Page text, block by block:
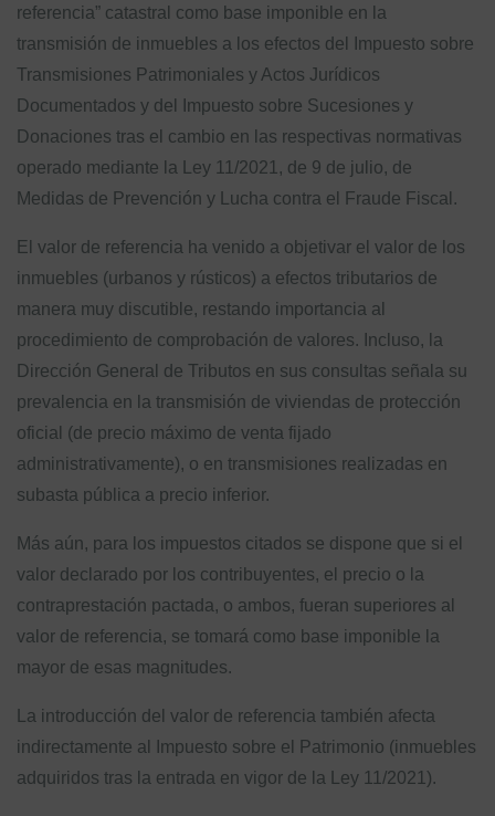
referencia” catastral como base imponible en la
transmisión de inmuebles a los efectos del Impuesto sobre
Transmisiones Patrimoniales y Actos Jurídicos
Documentados y del Impuesto sobre Sucesiones y
Donaciones tras el cambio en las respectivas normativas
operado mediante la Ley 11/2021, de 9 de julio, de
Medidas de Prevención y Lucha contra el Fraude Fiscal.
El valor de referencia ha venido a objetivar el valor de los
inmuebles (urbanos y rústicos) a efectos tributarios de
manera muy discutible, restando importancia al
procedimiento de comprobación de valores. Incluso, la
Dirección General de Tributos en sus consultas señala su
prevalencia en la transmisión de viviendas de protección
oficial (de precio máximo de venta fijado
administrativamente), o en transmisiones realizadas en
subasta pública a precio inferior.
Más aún, para los impuestos citados se dispone que si el
valor declarado por los contribuyentes, el precio o la
contraprestación pactada, o ambos, fueran superiores al
valor de referencia, se tomará como base imponible la
mayor de esas magnitudes.
La introducción del valor de referencia también afecta
indirectamente al Impuesto sobre el Patrimonio (inmuebles
adquiridos tras la entrada en vigor de la Ley 11/2021).